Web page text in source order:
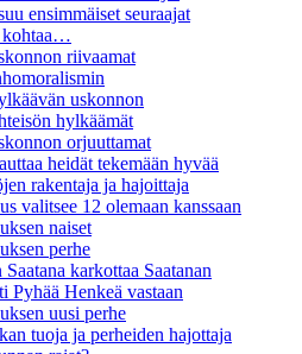
ensimmäiset seuraajat
kohtaa…
riivaamat
uskonnon
hylkäämät
orjuuttamat
heidät tekemään hyvää
rakentaja ja hajoittaja
valitsee 12 olemaan kanssaan
naiset
perhe
karkottaa Saatanan
Pyhää Henkeä vastaan
uusi perhe
tuoja ja perheiden hajottaja